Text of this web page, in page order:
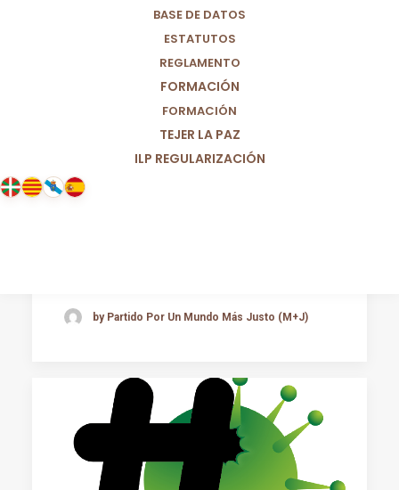
BASE DE DATOS
ESTATUTOS
REGLAMENTO
FORMACIÓN
FORMACIÓN
TEJER LA PAZ
ILP REGULARIZACIÓN
by Partido Por Un Mundo Más Justo (M+J)